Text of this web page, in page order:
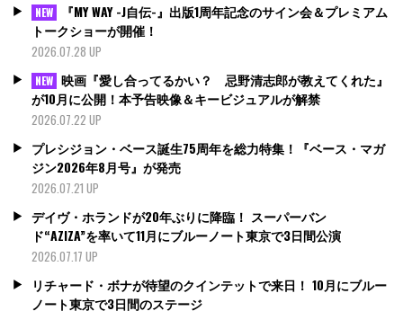
NEW
『MY WAY -J自伝-』出版1周年記念のサイン会＆プレミアム
トークショーが開催！
2026.07.28 UP
NEW 映画『愛し合ってるかい？ 忌野清志郎が教えてくれた』
が10月に公開！本予告映像＆キービジュアルが解禁
2026.07.22 UP
プレシジョン・ベース誕生75周年を総力特集！『ベース・マガ
ジン2026年8月号』が発売
2026.07.21 UP
デイヴ・ホランドが20年ぶりに降臨！ スーパーバン
ド“AZIZA”を率いて11月にブルーノート東京で3日間公演
2026.07.17 UP
リチャード・ボナが待望のクインテットで来日！ 10月にブルー
ノート東京で3日間のステージ